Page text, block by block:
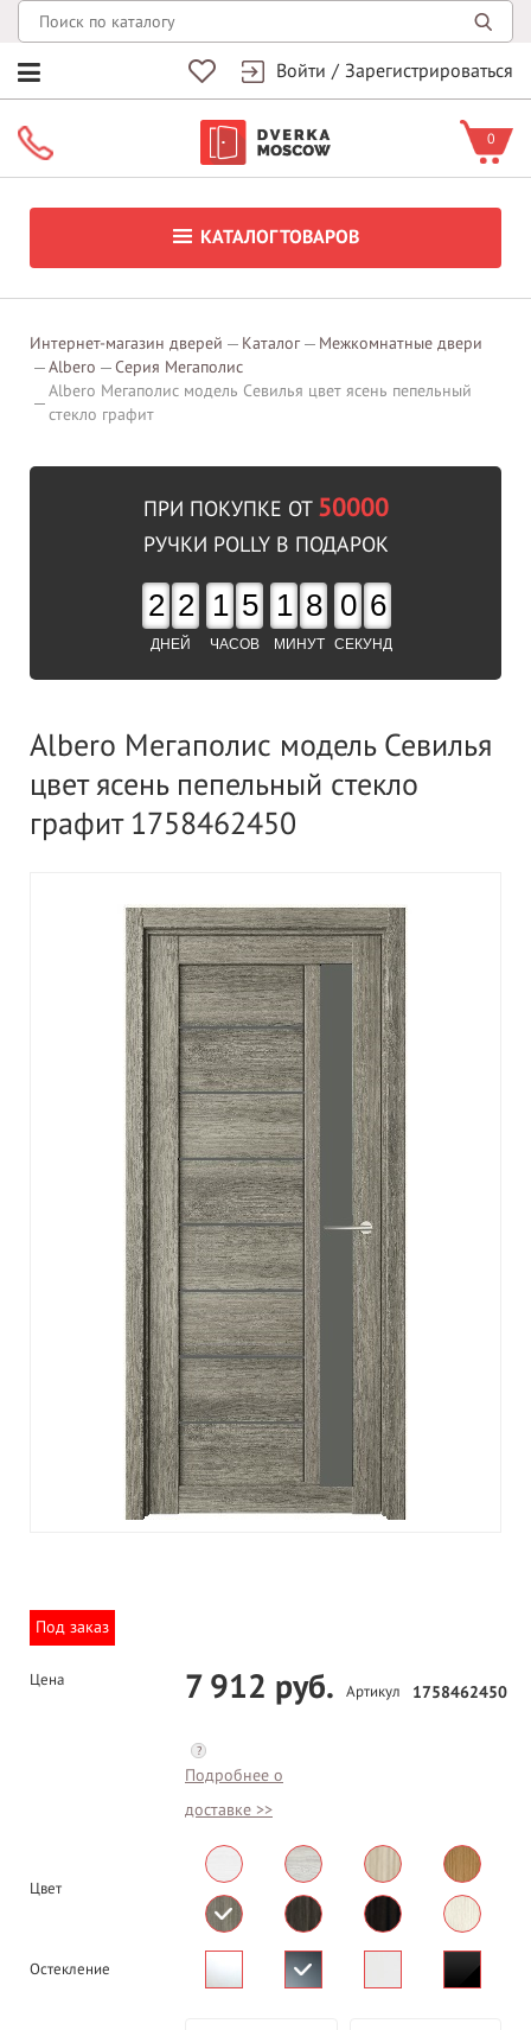
Войти / Зарегистрироваться
0
КАТАЛОГ ТОВАРОВ
Интернет-магазин дверей Каталог
Межкомнатные двери
Albero
Серия Мегаполис
Albero Мегаполис модель Севилья цвет ясень пепельный
стекло графит
ПРИ ПОКУПКЕ ОТ 50000
РУЧКИ POLLY В ПОДАРОК
2 2
ДНЕЙ
1 5
ЧАСОВ
1 8
МИНУТ
0 5
СЕКУНД
Albero Мегаполис модель Севилья
цвет ясень пепельный стекло
графит 1758462450
Под заказ
Цена 7 912 руб.
?
Подробнее о
доставке >>
Артикул 1758462450
Цвет
Остекление